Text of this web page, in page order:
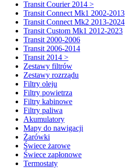
Transit Courier 2014 >
Transit Connect Mk1 2002-2013
Transit Connect Mk2 2013-2024
Transit Custom Mk1 2012-2023
Transit 2000-2006
Transit 2006-2014
Transit 2014 >
Zestawy filtrów
Zestawy rozrządu
Filtry oleju
Filtry powietrza
Filtry kabinowe
Filtry paliwa
Akumulatory
Mapy do nawigacji
Żarówki
Świece żarowe
Świece zapłonowe
Termostaty